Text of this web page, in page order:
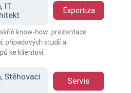
IT
Expertiza
know-how: prezentace
případových studií a
ke klientovi.
Stěhovací
Servis